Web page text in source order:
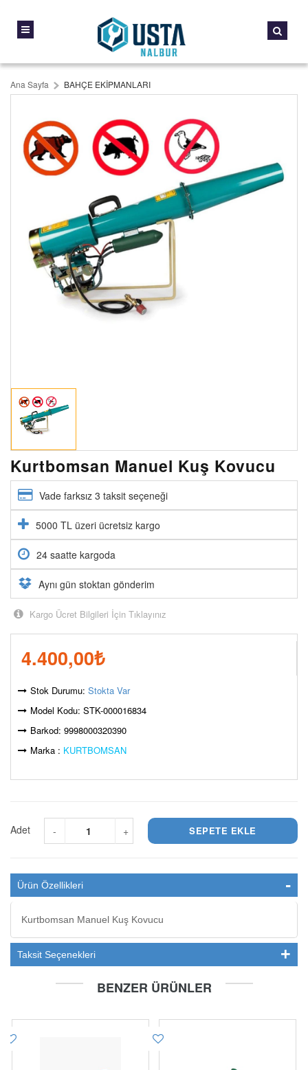
Ana Sayfa BAHÇE EKİPMANLARI
Kurtbomsan Manuel Kuş Kovucu
Vade farksız 3 taksit seçeneği
5000 TL üzeri ücretsiz kargo
24 saatte kargoda
Aynı gün stoktan gönderim
Kargo Ücret Bilgileri İçin Tıklayınız
4.400,00₺
Stok Durumu: Stokta Var
Model Kodu: STK-000016834
Barkod: 9998000320390
Marka : KURTBOMSAN
Adet +
-
Ürün Özellikleri
Kurtbomsan Manuel Kuş Kovucu
Taksit Seçenekleri
BENZER ÜRÜNLER